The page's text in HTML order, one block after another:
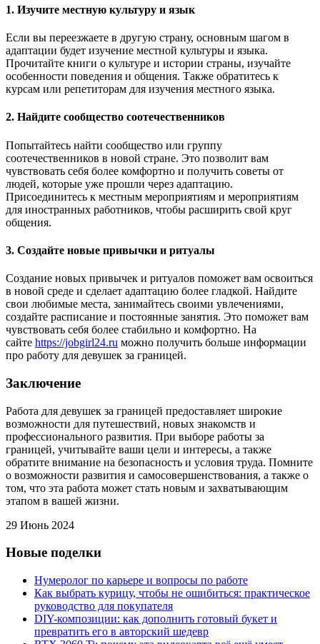
1. Изучите местную культуру и язык
Если вы переезжаете в другую страну, основным шагом в
адаптации будет изучение местной культуры и языка.
Прочитайте книги о культуре и истории страны, изучайте
особенности поведения и общения. Также обратитесь к
курсам или репетиторам для изучения местного языка.
2. Найдите сообщество соотечественников
Попытайтесь найти сообщество или группу
соотечественников в новой стране. Это позволит вам
чувствовать себя более комфортно и получить советы от
людей, которые уже прошли через адаптацию.
Присоединитесь к местным мероприятиям и мероприятиям
для иностранных работников, чтобы расширить свой круг
общения.
3. Создайте новые привычки и ритуалы
Создание новых привычек и ритуалов поможет вам освоиться
в новой среде и сделает адаптацию более гладкой. Найдите
свои любимые места, занимайтесь своими увлечениями,
создайте расписание и постоянные занятия. Это поможет вам
чувствовать себя более стабильно и комфортно. На
сайте https://jobgirl24.ru можно получить больше информации
про работу для девушек за границей.
Заключение
Работа для девушек за границей предоставляет широкие
возможности для путешествий, новых знакомств и
профессионального развития. При выборе работы за
границей, учитывайте ваши цели и интересы, а также
обратите внимание на безопасность и условия труда. Помните
о возможности развития и самосовершенствования, а также о
том, что эта работа может стать новым и захватывающим
этапом в вашей жизни.
29 Июнь 2024
Новые поделки
Нумеролог по карьере и вопросы по работе
Как выбрать курицу, чтобы не ошибиться: практическое
руководство для покупателя
DIY-композиции: как дополнить готовый букет и
превратить его в авторский шедевр